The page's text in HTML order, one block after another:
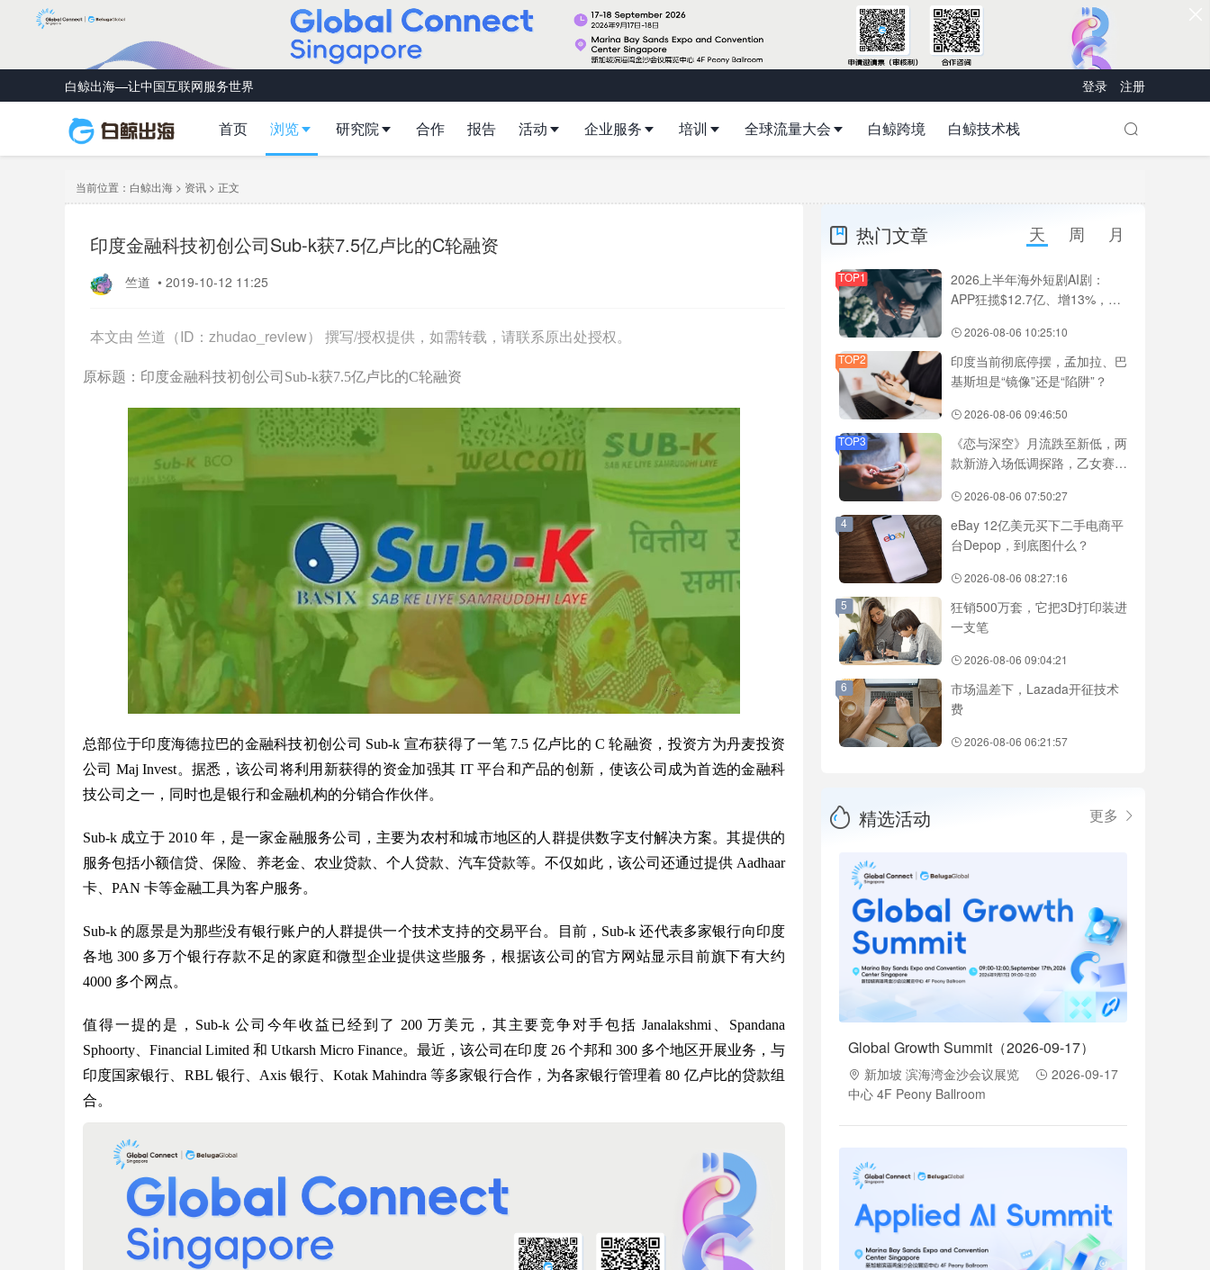
白鲸出海—让中国互联网服务世界 登录 注册
首页 浏览 研究院 合作 报告 活动 企业服务 培训 全球流量大会 白鲸跨境 白鲸技术栈
当前位置： 白鲸出海 > 资讯 > 正文
印度金融科技初创公司Sub-k获7.5亿卢比的C轮融资
竺道 • 2019-10-12 11:25
本文由 竺道（ID：zhudao_review） 撰写/授权提供，如需转载，请联系原出处授权。
原标题：印度金融科技初创公司Sub-k获7.5亿卢比的C轮融资
总部位于印度海德拉巴的金融科技初创公司 Sub-k 宣布获得了一笔 7.5 亿卢比的 C 轮融资，投资方为丹麦投资
公司 Maj Invest。据悉，该公司将利用新获得的资金加强其 IT 平台和产品的创新，使该公司成为首选的金融科
技公司之一，同时也是银行和金融机构的分销合作伙伴。
Sub-k 成立于 2010 年，是一家金融服务公司，主要为农村和城市地区的人群提供数字支付解决方案。其提供的
服务包括小额信贷、保险、养老金、农业贷款、个人贷款、汽车贷款等。不仅如此，该公司还通过提供 Aadhaar
卡、PAN 卡等金融工具为客户服务。
Sub-k 的愿景是为那些没有银行账户的人群提供一个技术支持的交易平台。目前，Sub-k 还代表多家银行向印度
各地 300 多万个银行存款不足的家庭和微型企业提供这些服务，根据该公司的官方网站显示目前旗下有大约
4000 多个网点。
值得一提的是，Sub-k 公司今年收益已经到了 200 万美元，其主要竞争对手包括 Janalakshmi、Spandana
Sphoorty、Financial Limited 和 Utkarsh Micro Finance。最近，该公司在印度 26 个邦和 300 多个地区开展业务，与
印度国家银行、RBL 银行、Axis 银行、Kotak Mahindra 等多家银行合作，为各家银行管理着 80 亿卢比的贷款组
合。
热门文章 天 周 月
TOP1
2026上半年海外短剧AI剧：
APP狂揽$12.7亿、增13%，
NetShort领跑
2026-08-06 10:25:10
TOP2
印度当前彻底停摆，孟加拉、巴
基斯坦是“镜像”还是“陷阱”？
2026-08-06 09:46:50
TOP3
《恋与深空》月流跌至新低，两
款新游入场低调探路，乙女赛道
2026-08-06 07:50:27
4
eBay 12亿美元买下二手电商平
台Depop，到底图什么？
2026-08-06 08:27:16
5
狂销500万套，它把3D打印装进
一支笔
2026-08-06 09:04:21
6
市场温差下，Lazada开征技术
费
2026-08-06 06:21:57
精选活动 更多
Global Growth Summit（2026-09-17）
新加坡 滨海湾金沙会议展览
中心 4F Peony Ballroom
2026-09-17